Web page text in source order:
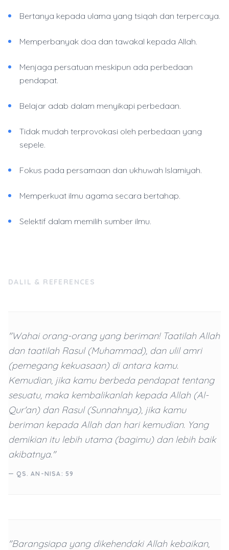
Bertanya kepada ulama yang tsiqah dan terpercaya.
Memperbanyak doa dan tawakal kepada Allah.
Menjaga persatuan meskipun ada perbedaan
pendapat.
Belajar adab dalam menyikapi perbedaan.
Tidak mudah terprovokasi oleh perbedaan yang
sepele.
Fokus pada persamaan dan ukhuwah Islamiyah.
Memperkuat ilmu agama secara bertahap.
Selektif dalam memilih sumber ilmu.
DALIL & REFERENCES
"Wahai orang-orang yang beriman! Taatilah Allah
dan taatilah Rasul (Muhammad), dan ulil amri
(pemegang kekuasaan) di antara kamu.
Kemudian, jika kamu berbeda pendapat tentang
sesuatu, maka kembalikanlah kepada Allah (Al-
Qur'an) dan Rasul (Sunnahnya), jika kamu
beriman kepada Allah dan hari kemudian. Yang
demikian itu lebih utama (bagimu) dan lebih baik
akibatnya."
— QS. AN-NISA: 59
"Barangsiapa yang dikehendaki Allah kebaikan,